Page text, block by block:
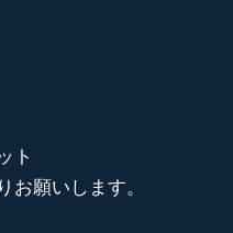
ト
願いします。